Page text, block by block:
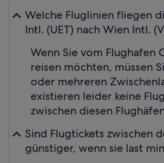
Welche Fluglinien fliegen
Intl. (UET) nach Wien Intl.
Wenn Sie vom Flughafen
reisen möchten, müssen
oder mehreren
existieren leider keine
zwischen diesen
Sind Flugtickets zwischen
günstiger, wenn sie last